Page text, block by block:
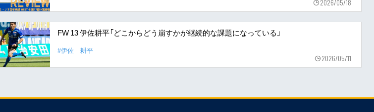
2026/05/18
FW 13 伊佐耕平「どこからどう崩すかが継続的な課題になっている」
#伊佐 耕平
2026/05/11